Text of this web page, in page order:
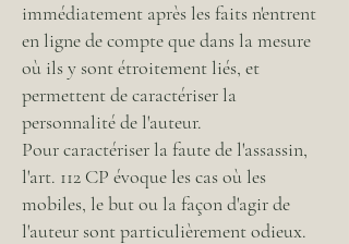
immédiatement après les faits n'entrent
en ligne de compte que dans la mesure
où ils y sont étroitement liés, et
permettent de caractériser la
personnalité de l'auteur.
Pour caractériser la faute de l'assassin,
l'art. 112 CP évoque les cas où les
mobiles, le but ou la façon d'agir de
l'auteur sont particulièrement odieux.